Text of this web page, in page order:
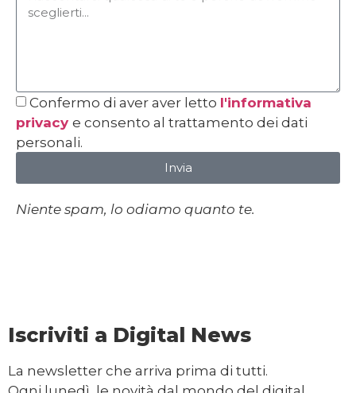
Confermo di aver aver letto l'informativa
privacy e consento al trattamento dei dati
personali.
Invia
Niente spam, lo odiamo quanto te.
Iscriviti a Digital News
La newsletter che arriva prima di tutti.